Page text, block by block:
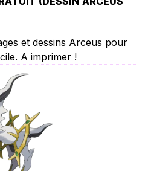
et dessins Arceus pour
A imprimer !